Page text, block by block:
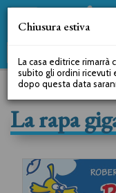
La rapa
Chiusura estiva
La casa editrice rimarrà
subito gli ordini ricevuti
dopo questa data